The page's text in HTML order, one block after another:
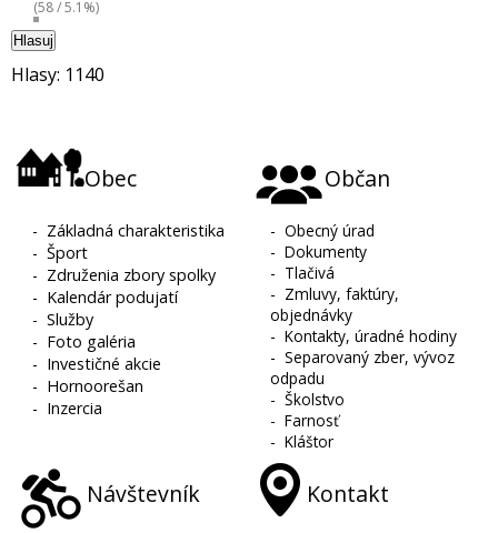
(58 / 5.1%)
Hlasuj
Hlasy: 1140
Obec
- Základná charakteristika
-Šport
- Združenia zbory spolky
- Kalendár podujatí
-Služby
- Foto galéria
- Investičné akcie
- Hornoorešan
- Inzercia
Občan
-Obecný úrad
-Dokumenty
- Tlačivá
- Zmluvy, faktúry,
objednávky
-Kontakty, úradné hodiny
-Separovaný zber, vývoz
odpadu
-Školstvo
-Farnosť
-Kláštor
Návštevník Kontakt